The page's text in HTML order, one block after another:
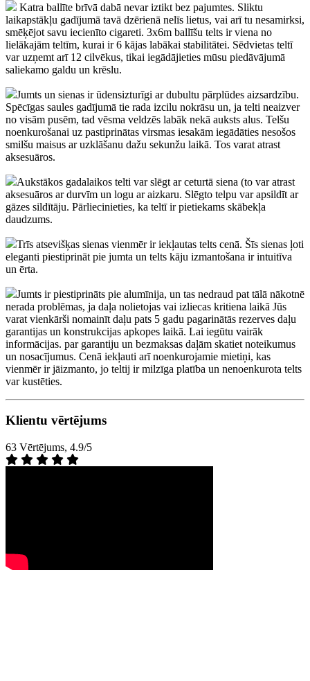
Katra ballīte brīvā dabā nevar iztikt bez pajumtes. Sliktu
laikapstākļu gadījumā tavā dzērienā nelīs lietus, vai arī tu nesamirksi,
smēķējot savu iecienīto cigareti. 3x6m ballīšu telts ir viena no
lielākajām teltīm, kurai ir 6 kājas labākai stabilitātei. Sēdvietas teltī
var uzņemt arī 12 cilvēkus, tikai iegādājieties mūsu piedāvājumā
saliekamo galdu un krēslu.
Jumts un sienas ir ūdensizturīgi ar dubultu pārplūdes aizsardzību.
Spēcīgas saules gadījumā tie rada izcilu nokrāsu un, ja telti neaizver
no visām pusēm, tad vēsma veldzēs labāk nekā auksts alus. Telšu
noenkurošanai uz pastiprinātas virsmas iesakām iegādāties nesošos
smilšu maisus ar uzklāšanu dažu sekunžu laikā. Tos varat atrast
aksesuāros.
Aukstākos gadalaikos telti var slēgt ar ceturtā siena (to var atrast
aksesuāros ar durvīm un logu ar aizkaru. Slēgto telpu var apsildīt ar
gāzes sildītāju. Pārliecinieties, ka teltī ir pietiekams skābekļa
daudzums.
Trīs atsevišķas sienas vienmēr ir iekļautas telts cenā. Šīs sienas ļoti
eleganti piestiprināt pie jumta un telts kāju izmantošana ir intuitīva
un ērta.
Jumts ir piestiprināts pie alumīnija, un tas nedraud pat tālā nākotnē
nerada problēmas, ja daļa nolietojas vai izliecas kritiena laikā Jūs
varat vienkārši nomainīt daļu pats 5 gadu pagarinātās rezerves daļu
garantijas un konstrukcijas apkopes laikā. Lai iegūtu vairāk
informācijas. par garantiju un bezmaksas daļām skatiet noteikumus
un nosacījumus. Cenā iekļauti arī noenkurojamie mietiņi, kas
vienmēr ir jāizmanto, jo teltij ir milzīga platība un nenoenkurota telts
var kustēties.
Klientu vērtējums
63 Vērtējums, 4.9/5